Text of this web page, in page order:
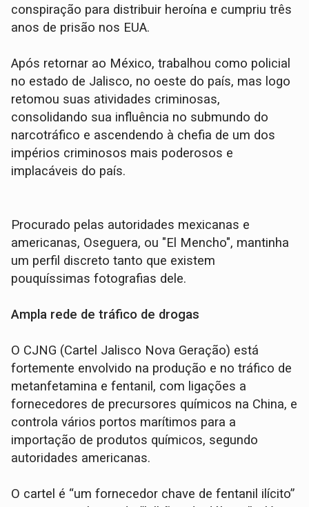
conspiração para distribuir heroína e cumpriu três
anos de prisão nos EUA.
Após retornar ao México, trabalhou como policial
no estado de Jalisco, no oeste do país, mas logo
retomou suas atividades criminosas,
consolidando sua influência no submundo do
narcotráfico e ascendendo à chefia de um dos
impérios criminosos mais poderosos e
implacáveis ​​do país.
Procurado pelas autoridades mexicanas e
americanas, Oseguera, ou "El Mencho", mantinha
um perfil discreto tanto que existem
pouquíssimas fotografias dele.
Ampla rede de tráfico de drogas
O CJNG (Cartel Jalisco Nova Geração) está
fortemente envolvido na produção e no tráfico de
metanfetamina e fentanil, com ligações a
fornecedores de precursores químicos na China, e
controla vários portos marítimos para a
importação de produtos químicos, segundo
autoridades americanas.
O cartel é “um fornecedor chave de fentanil ilícito”